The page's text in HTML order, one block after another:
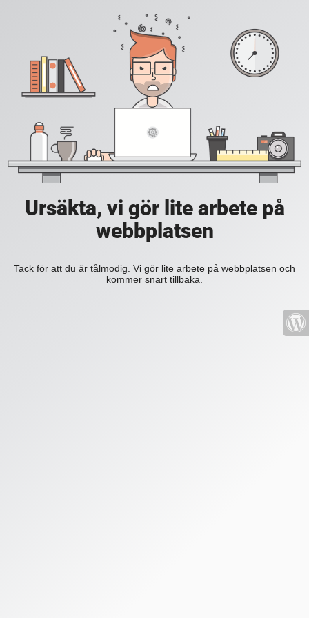
Ursäkta, vi gör lite arbete på
webbplatsen
Tack för att du är tålmodig. Vi gör lite arbete på webbplatsen och
kommer snart tillbaka.